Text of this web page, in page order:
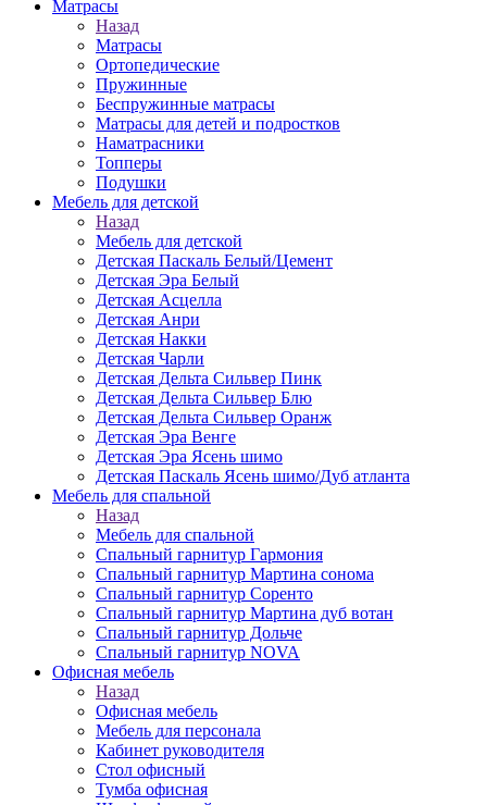
Матраcы
Назад
Матраcы
Ортопедические
Пружинные
Беспружинные матрасы
Матрасы для детей и подростков
Наматрасники
Топперы
Подушки
Мебель для детской
Назад
Мебель для детской
Детская Паскаль Белый/Цемент
Детская Эра Белый
Детская Асцелла
Детская Анри
Детская Накки
Детская Чарли
Детская Дельта Сильвер Пинк
Детская Дельта Сильвер Блю
Детская Дельта Сильвер Оранж
Детская Эра Венге
Детская Эра Ясень шимо
Детская Паскаль Ясень шимо/Дуб атланта
Мебель для спальной
Назад
Мебель для спальной
Спальный гарнитур Гармония
Спальный гарнитур Мартина сонома
Спальный гарнитур Соренто
Спальный гарнитур Мартина дуб вотан
Спальный гарнитур Дольче
Спальный гарнитур NOVA
Офисная мебель
Назад
Офисная мебель
Мебель для персонала
Кабинет руководителя
Стол офисный
Тумба офисная